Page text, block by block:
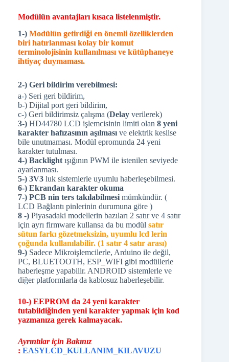
Modülün avantajları kısaca listelenmiştir.
1-) Modülün getirdiği en önemli özelliklerden
biri hatırlanması kolay bir komut
terminolojisinin kullanılması ve kütüphaneye
ihtiyaç duymaması.
2-) Geri bildirim verebilmesi:
a-) Seri geri bildirim,
b-) Dijital port geri bildirim,
c-) Geri bildirimsiz çalışma (Delay verilerek)
3-) HD44780 LCD işlemcisinin limiti olan 8 yeni
karakter hafızasının aşılması ve elektrik kesilse
bile unutmaması. Modül epromunda 24 yeni
karakter tutulması.
4-) Backlight ışığının PWM ile istenilen seviyede
ayarlanması.
5-) 3V3 luk sistemlerle uyumlu haberleşebilmesi.
6-) Ekrandan karakter okuma
7-) PCB nin ters takılabilmesi mümkündür. (
LCD Bağlantı pinlerinin durumuna göre )
8 -) Piyasadaki modellerin bazıları 2 satır ve 4 satır
için ayrı firmware kullansa da bu modül satır
sütun farkı gözetmeksizin, uyumlu lcd lerin
çoğunda kullanılabilir. (1 satır 4 satır arası)
9-) Sadece Mikroişlemcilerle, Arduino ile değil,
PC, BLUETOOTH, ESP_WIFI gibi modüllerle
haberleşme yapabilir. ANDROID sistemlerle ve
diğer platformlarla da kablosuz haberleşebilir.
10-) EEPROM da 24 yeni karakter
tutabildiğinden yeni karakter yapmak için kod
yazmanıza gerek kalmayacak.
Ayrıntılar için Bakınız
: EASYLCD_KULLANIM_KILAVUZU